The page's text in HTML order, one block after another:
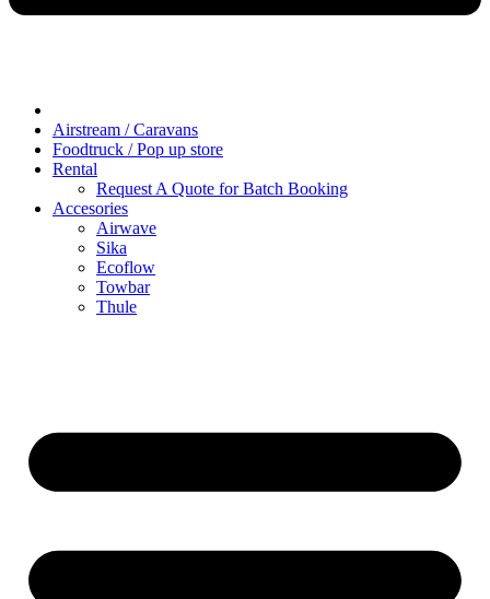
Airstream / Caravans
Foodtruck / Pop up store
Rental
Request A Quote for Batch Booking
Accesories
Airwave
Sika
Ecoflow
Towbar
Thule